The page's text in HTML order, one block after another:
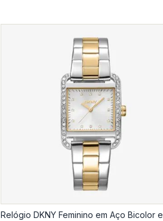
Relógio DKNY Feminino em Aço Bicolor e